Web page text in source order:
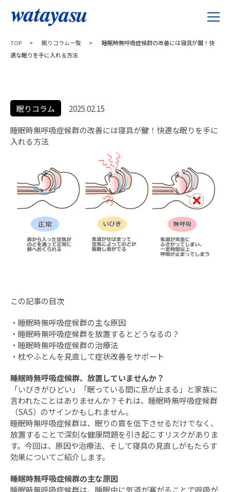
TOP > 眠りコラム一覧 >
睡眠時無呼吸症候群の改善には寝具が鍵！快
適な眠りを手に入れる方法
眠りコラム
2025.02.15
睡眠時無呼吸症候群の改善には寝具が鍵！快適な眠りを手に
入れる方法
この記事の目次
・ 睡眠時無呼吸症候群の主な原因
・ 睡眠時無呼吸症候群を放置するとどうなるの？
・ 睡眠時無呼吸症候群の治療法
・ 枕やふとんを見直して症状改善をサポート
睡眠時無呼吸症候群、放置していませんか？
「いびきがひどい」「眠っている間に息が止まる」と家族に
言われたことはありませんか？それは、睡眠時無呼吸症候群
（SAS）のサインかもしれません。
睡眠時無呼吸症候群は、眠りの質を低下させるだけでなく、
放置することで深刻な健康問題を引き起こすリスクがありま
す。今回は、原因や治療法、そして寝具の見直しがもたらす
効果についてご紹介します。
睡眠時無呼吸症候群の主な原因
睡眠時無呼吸症候群は、睡眠中に気道が塞がることで呼吸が